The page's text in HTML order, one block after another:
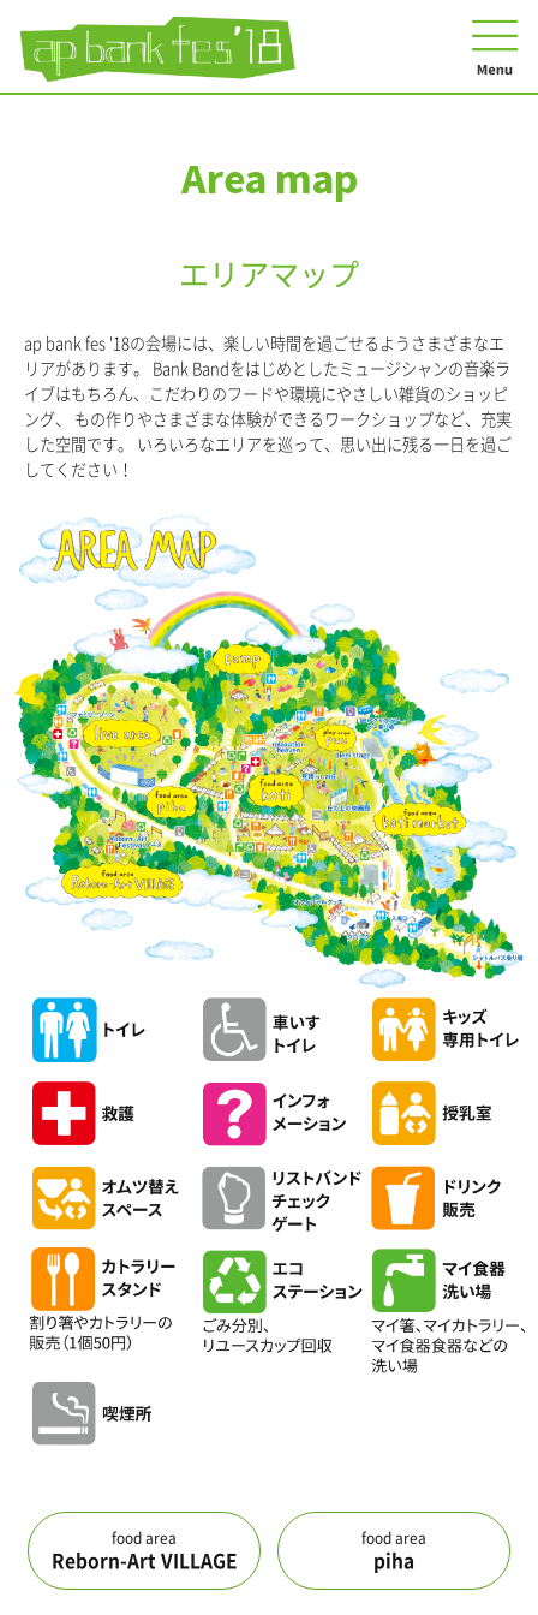
Area map
エリアマップ
ap bank fes '18の会場には、楽しい時間を過ごせるようさまざまなエ
リアがあります。
Bank Bandをはじめとしたミュージシャンの音楽ラ
イブはもちろん、こだわりのフードや環境にやさしい雑貨のショッピ
ング、
もの作りやさまざまな体験ができるワークショップなど、充実
した空間です。
いろいろなエリアを巡って、思い出に残る一日を過ご
してください！
food area
Reborn-Art VILLAGE
food area
piha